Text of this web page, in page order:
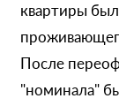
квартиры
После
"номинала"